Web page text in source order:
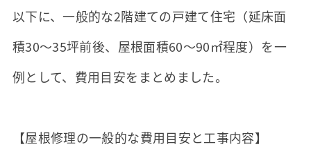
以下に、一般的な2階建ての戸建て住宅（延床面
積30～35坪前後、屋根面積60～90㎡程度）を一
例として、費用目安をまとめました。
【屋根修理の一般的な費用目安と工事内容】